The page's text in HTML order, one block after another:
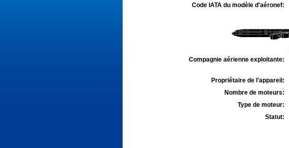
Code IATA du modèle d'aéronef:
Compagnie aérienne exploitante:
Propriétaire de l'appareil:
Nombre de moteurs:
Type de moteur:
Statut: